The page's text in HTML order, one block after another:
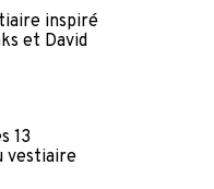
inspiré
et David
13
vestiaire